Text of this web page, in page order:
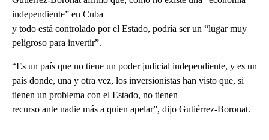
independiente” en Cuba
y todo está controlado por el Estado, podría ser un “lugar muy
peligroso para invertir”.
“Es un país que no tiene un poder judicial independiente, y es un
país donde, una y otra vez, los inversionistas han visto que, si
tienen un problema con el Estado, no tienen
recurso ante nadie más a quien apelar”, dijo Gutiérrez-Boronat.